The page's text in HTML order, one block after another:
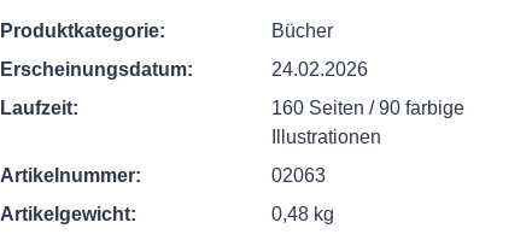
Produktkategorie:
Bücher
Erscheinungsdatum:
24.02.2026
Laufzeit:
160 Seiten / 90 farbige
Illustrationen
Artikelnummer:
02063
Artikelgewicht:
0,48 kg